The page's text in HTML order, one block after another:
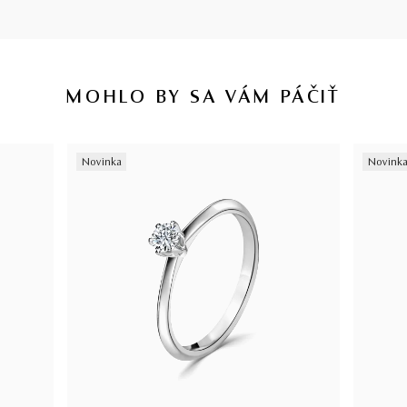
MOHLO BY SA VÁM PÁČIŤ
Novinka Novinka